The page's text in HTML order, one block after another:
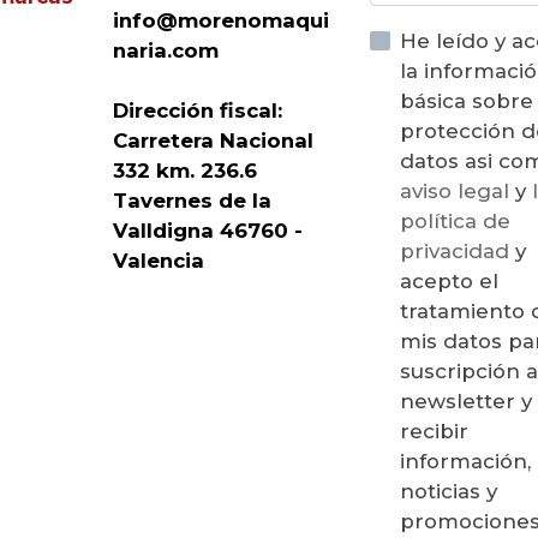
info@morenomaqui
naria.com
Dirección fiscal:
Carretera Nacional
332 km. 236.6
Tavernes de la
Valldigna 46760 -
Valencia
He leído y
la
básica sobre
protección
datos asi
aviso legaly
política de
privacidady
acepto el
tratamiento
mis datos
suscripción
newsletter y
recibir
información,
noticias y